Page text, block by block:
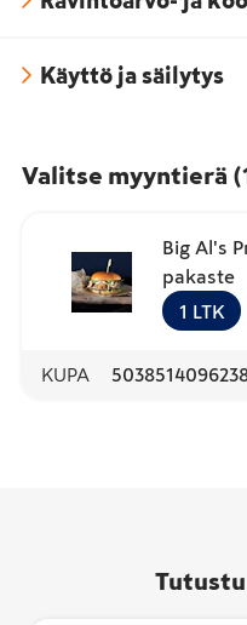
Käyttö ja säilytys
Valitse myyntierä (1
Big Al's
pakaste
1 LTK
KUPA